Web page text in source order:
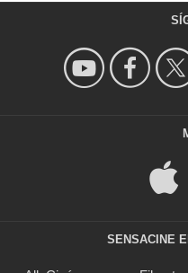
SENSACINE